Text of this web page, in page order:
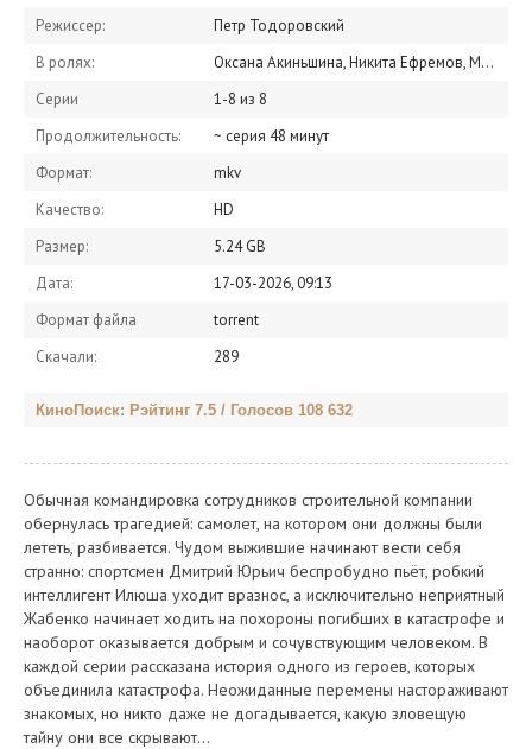
Режиссер:
Петр Тодоровский
В ролях:
Оксана Акиньшина, Никита Ефремов, Михаил Ефремов, Евгения Добровольская, Юлия Хлынина, Павел Табаков, Сергей Чонишвили, Александр Робак, Виктория Толстоганова, Олег Васильков
Серии
1-8 из 8
Продолжительность:
~ серия 48 минут
Формат:
mkv
Качество:
HD
Размер:
5.24 GB
Дата:
17-03-2026, 09:13
Формат файла
torrent
Скачали:
289
КиноПоиск: Рэйтинг 7.5 / Голосов 108 632
Обычная командировка сотрудников строительной компании
обернулась трагедией: самолет, на котором они должны были
лететь, разбивается. Чудом выжившие начинают вести себя
странно: спортсмен Дмитрий Юрьич беспробудно пьёт, робкий
интеллигент Илюша уходит вразнос, а исключительно неприятный
Жабенко начинает ходить на похороны погибших в катастрофе и
наоборот оказывается добрым и сочувствующим человеком. В
каждой серии рассказана история одного из героев, которых
объединила катастрофа. Неожиданные перемены настораживают
знакомых, но никто даже не догадывается, какую зловещую
тайну они все скрывают...